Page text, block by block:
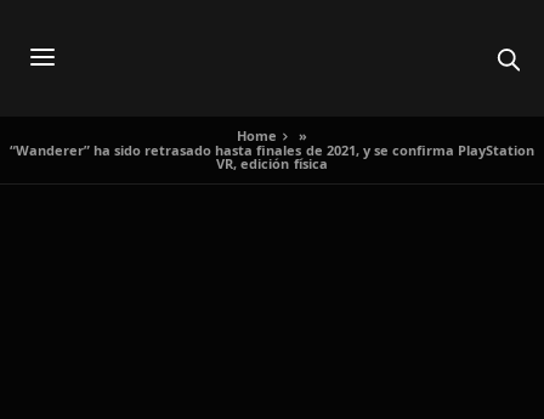
Home
»
“Wanderer” ha sido retrasado hasta finales de 2021, y se confirma PlayStation
VR, edición física